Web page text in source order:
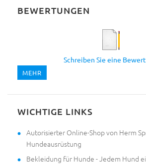
BEWERTUNGEN
Schreiben Sie eine
MEHR
WICHTIGE LINKS
Autorisierter Online-Shop von Herm
Hundeausrüstung
Bekleidung für Hunde - Jedem Hund